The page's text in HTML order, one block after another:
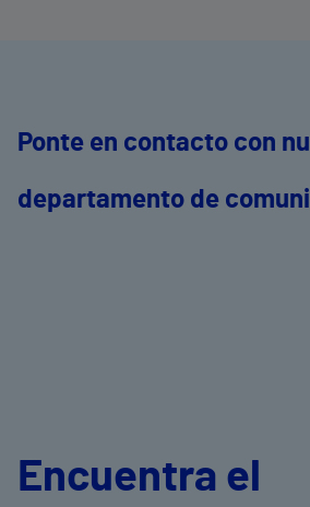
Ponte en contacto con
departamento de
Encuentra el